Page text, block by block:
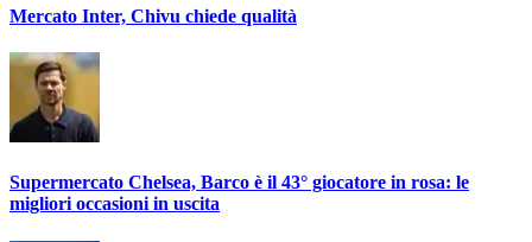
Mercato Inter, Chivu chiede qualità
Supermercato Chelsea, Barco è il 43° giocatore in rosa: le
migliori occasioni in uscita